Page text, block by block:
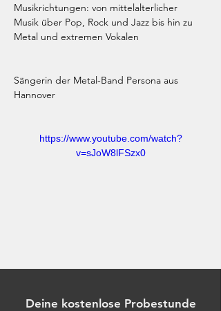
Musikrichtungen: von mittelalterlicher
Musik über Pop, Rock und Jazz bis hin zu
Metal und extremen Vokalen
Sängerin der Metal-Band Persona aus
Hannover
https://www.youtube.com/watch?
v=sJoW8lFSzx0
Deine kostenlose Probestunde